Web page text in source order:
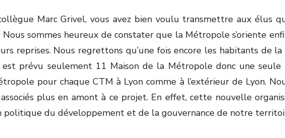
Marc Grivel, vous avez bien voulu transmettre aux élus
sommes heureux de constater que la Métropole s’oriente
reprises. Nous regrettons qu’une fois encore les habitants de
prévu seulement 11 Maison de la Métropole donc une
pour chaque CTM à Lyon comme à l’extérieur de Lyon.
plus en amont à ce projet. En effet, cette nouvelle
politique du développement et de la gouvernance de notre